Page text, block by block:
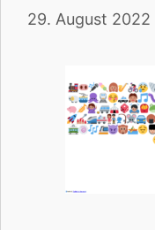
29. August 2022